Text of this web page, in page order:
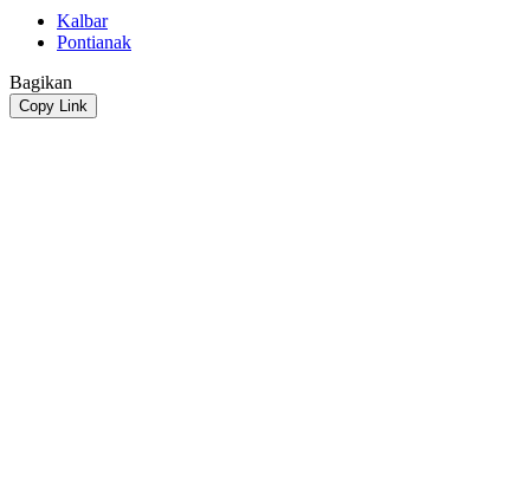
Kalbar
Pontianak
Bagikan
Copy Link